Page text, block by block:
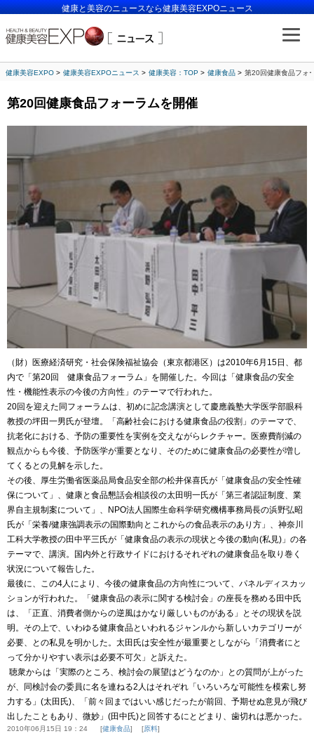
健康と美容のニュースなら健康美容EXPOニュース
健康美容EXPO 健康美容EXPOニュース 健康美容：TOP 健康食品 第20回健康食品フォ
第20回健康食品フォーラムを開催
（財）医療経済研究・社会保険福祉協会（東京都港区）は2010年6 月 15日、都
内で「第20回 健康食品フォーラム」を開催した。今回は「健康食品の安全
性・機能性表示の今後の方向性」のテーマで行われた。
20回を迎えた同フォーラムは、初めに記念講演として慶應義塾大学医学部眼科
教授の坪田一男氏が登壇。「高齢社会における健康食品の役割」のテーマで、
抗老化における、予防の重要性を実例を交えながらレクチャー。医療費削減の
観点からも今後、予防医学が重要となり、そのために健康食品の必要性が増し
てくるとの見解を示した。
その後、厚生労働省医薬品局食品安全部の松井保喜氏が「健康食品の安全性確
保について」、 健康と食品懇話会相談役の太田明一氏が「第三者認証制度、業
界自主規制案について」、 NPO法人国際生命科学研究機構事務局長の浜野弘昭
氏が「栄養/健康強調表示の国際動向とこれからの食品表示のあり方」、神奈川
工科大学教授の田中平三氏が「健康食品の表示の現状と今後の動向(私見) 」の各
テーマで、講演。国内外と行政サイドにおけるそれぞれの健康食品を取り巻く
状況について報告した。
最後に、この4 人により、今後の健康食品の方向性について、パネルディスカッ
ションが行われた。「健康食品の表示に関する検討会」の座長を務める田中氏
は、「正直、消費者側からの逆風はかなり厳しいものがある」とその現状を説
明。その上で、いわゆる健康食品といわれるジャンルから新しいカテゴリーが
必要、との私見を明かした。太田氏は安全性が最重要としながら「消費者にと
って分かりやすい表示は必要不可欠」と訴えた。
聴衆からは「実際のところ、検討会の展望はどうなのか」との質問が上がった
が、同検討会の委員に名を連ねる2 人はそれぞれ「いろいろな可能性を模索し努
力する」 (太田氏) 、「前々回まではいい感じだったが前回、予期せぬ意見が飛び
出したこともあり、微妙」 (田中氏)と回答するにとどまり、歯切れは悪かった。
2010年06月15日 19：24 健康食品 原料